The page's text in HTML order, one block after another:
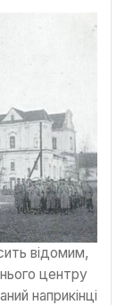
відомим,
центру
наприкінці